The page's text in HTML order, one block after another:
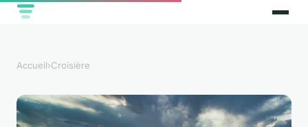
Accueil›Croisière